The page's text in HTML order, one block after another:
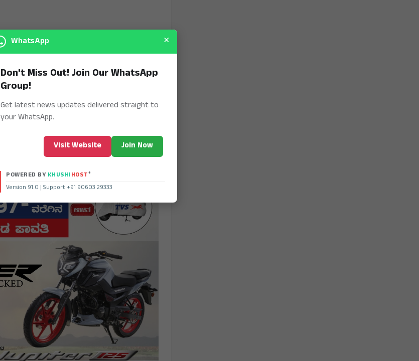
WhatsApp ×
Don't Miss Out! Join Our WhatsApp
Group!
Get latest news updates delivered straight to
your WhatsApp.
Visit Website Join Now
POWERED BY KHUSHIHOST®
Version 91.0 | Support +91 90603 29333